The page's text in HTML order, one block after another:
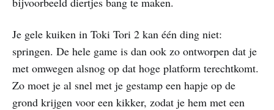
Je gele kuiken in Toki Tori 2 kan één ding niet:
springen. De hele game is dan ook zo ontworpen dat je
met omwegen alsnog op dat hoge platform terechtkomt.
Zo moet je al snel met je gestamp een hapje op de
grond krijgen voor een kikker, zodat je hem met een